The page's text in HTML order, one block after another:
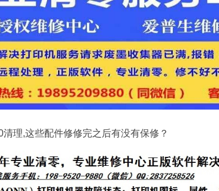
清理,这些配件修修完之后有没有保修？